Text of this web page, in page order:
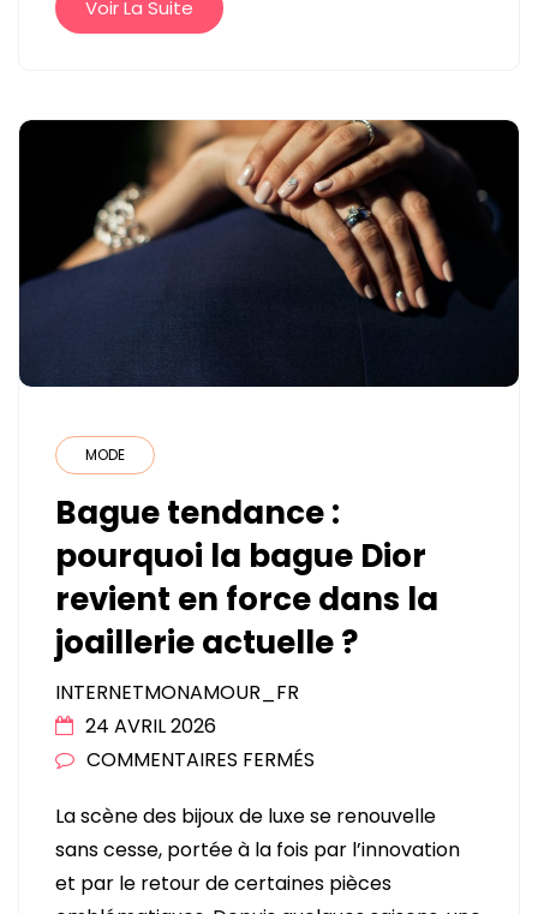
EN
CÔTE-
D’OR
Voir La Suite
MODE
Bague tendance :
pourquoi la bague Dior
revient en force dans la
joaillerie actuelle ?
INTERNETMONAMOUR_FR
24 AVRIL 2026
COMMENTAIRES FERMÉS
TENDANCE
:
POURQUOI
La scène des bijoux de luxe se renouvelle
sans cesse, portée à la fois par l’innovation
et par le retour de certaines pièces